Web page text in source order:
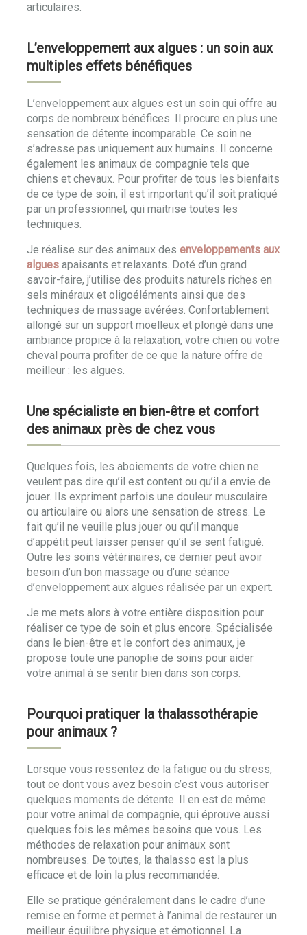
articulaires.
L’enveloppement aux algues : un soin aux
multiples effets bénéfiques
L’enveloppement aux algues est un soin qui offre au
corps de nombreux bénéfices. Il procure en plus une
sensation de détente incomparable. Ce soin ne
s’adresse pas uniquement aux humains. Il concerne
également les animaux de compagnie tels que
chiens et chevaux. Pour profiter de tous les bienfaits
de ce type de soin, il est important qu’il soit pratiqué
par un professionnel, qui maitrise toutes les
techniques.
Je réalise sur des animaux des enveloppements aux
algues apaisants et relaxants. Doté d’un grand
savoir-faire, j’utilise des produits naturels riches en
sels minéraux et oligoéléments ainsi que des
techniques de massage avérées. Confortablement
allongé sur un support moelleux et plongé dans une
ambiance propice à la relaxation, votre chien ou votre
cheval pourra profiter de ce que la nature offre de
meilleur : les algues.
Une spécialiste en bien-être et confort
des animaux près de chez vous
Quelques fois, les aboiements de votre chien ne
veulent pas dire qu’il est content ou qu’il a envie de
jouer. Ils expriment parfois une douleur musculaire
ou articulaire ou alors une sensation de stress. Le
fait qu’il ne veuille plus jouer ou qu’il manque
d’appétit peut laisser penser qu’il se sent fatigué.
Outre les soins vétérinaires, ce dernier peut avoir
besoin d’un bon massage ou d’une séance
d’enveloppement aux algues réalisée par un expert.
Je me mets alors à votre entière disposition pour
réaliser ce type de soin et plus encore. Spécialisée
dans le bien-être et le confort des animaux, je
propose toute une panoplie de soins pour aider
votre animal à se sentir bien dans son corps.
Pourquoi pratiquer la thalassothérapie
pour animaux ?
Lorsque vous ressentez de la fatigue ou du stress,
tout ce dont vous avez besoin c’est vous autoriser
quelques moments de détente. Il en est de même
pour votre animal de compagnie, qui éprouve aussi
quelques fois les mêmes besoins que vous. Les
méthodes de relaxation pour animaux sont
nombreuses. De toutes, la thalasso est la plus
efficace et de loin la plus recommandée.
Elle se pratique généralement dans le cadre d’une
remise en forme et permet à l’animal de restaurer un
meilleur équilibre physique et émotionnel. La